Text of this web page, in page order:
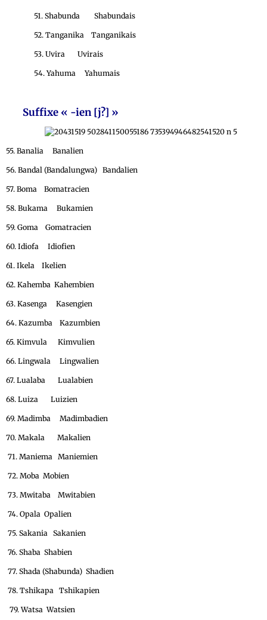
51. Shabunda Shabundais
52. Tanganika Tanganikais
53. Uvira Uvirais
54. Yahuma Yahumais
Suffixe « -ien [j?] »
55. Banalia Banalien
56. Bandal (Bandalungwa) Bandalien
57. Boma Bomatracien
58. Bukama Bukamien
59. Goma Gomatracien
60. Idiofa Idiofien
61. Ikela Ikelien
62. Kahemba Kahembien
63. Kasenga Kasengien
64. Kazumba Kazumbien
65. Kimvula Kimvulien
66. Lingwala Lingwalien
67. Lualaba Lualabien
68. Luiza Luizien
69. Madimba Madimbadien
70. Makala Makalien
71. Maniema Maniemien
72. Moba Mobien
73. Mwitaba Mwitabien
74. Opala Opalien
75. Sakania Sakanien
76. Shaba Shabien
77. Shada (Shabunda) Shadien
78. Tshikapa Tshikapien
79. Watsa Watsien